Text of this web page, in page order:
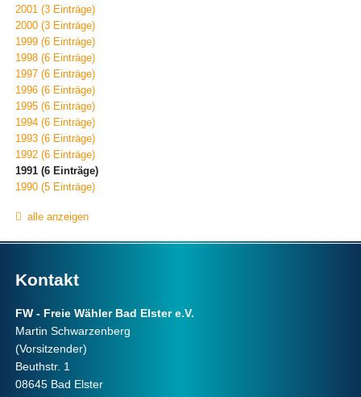
2001 (3 Einträge)
2000 (3 Einträge)
1999 (6 Einträge)
1998 (6 Einträge)
1997 (6 Einträge)
1996 (6 Einträge)
1995 (6 Einträge)
1994 (6 Einträge)
1993 (6 Einträge)
1992 (6 Einträge)
1991 (6 Einträge)
1990 (5 Einträge)
alle anzeigen
Kontakt
FW - Freie Wähler Bad Elster e.V.
Martin Schwarzenberg
(Vorsitzender)
Beuthstr. 1
08645 Bad Elster